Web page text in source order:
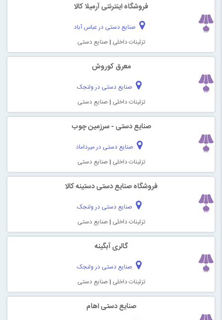
فروشگاه اینترنتی آرمیلا کالا
صنایع دستی در عباس آباد
تزئینات داخلی | صنایع دستی
معرق کوروش
صنایع دستی در ولنجک
تزئینات داخلی | صنایع دستی
صنایع دستی - سرزمین چوب
صنایع دستی در میرداماد
تزئینات داخلی | صنایع دستی
فروشگاه صنایع دستی دستینه کالا
صنایع دستی در ولنجک
تزئینات داخلی | صنایع دستی
گالری آبگینه
صنایع دستی در ولنجک
تزئینات داخلی | صنایع دستی
صنایع دستی اهام